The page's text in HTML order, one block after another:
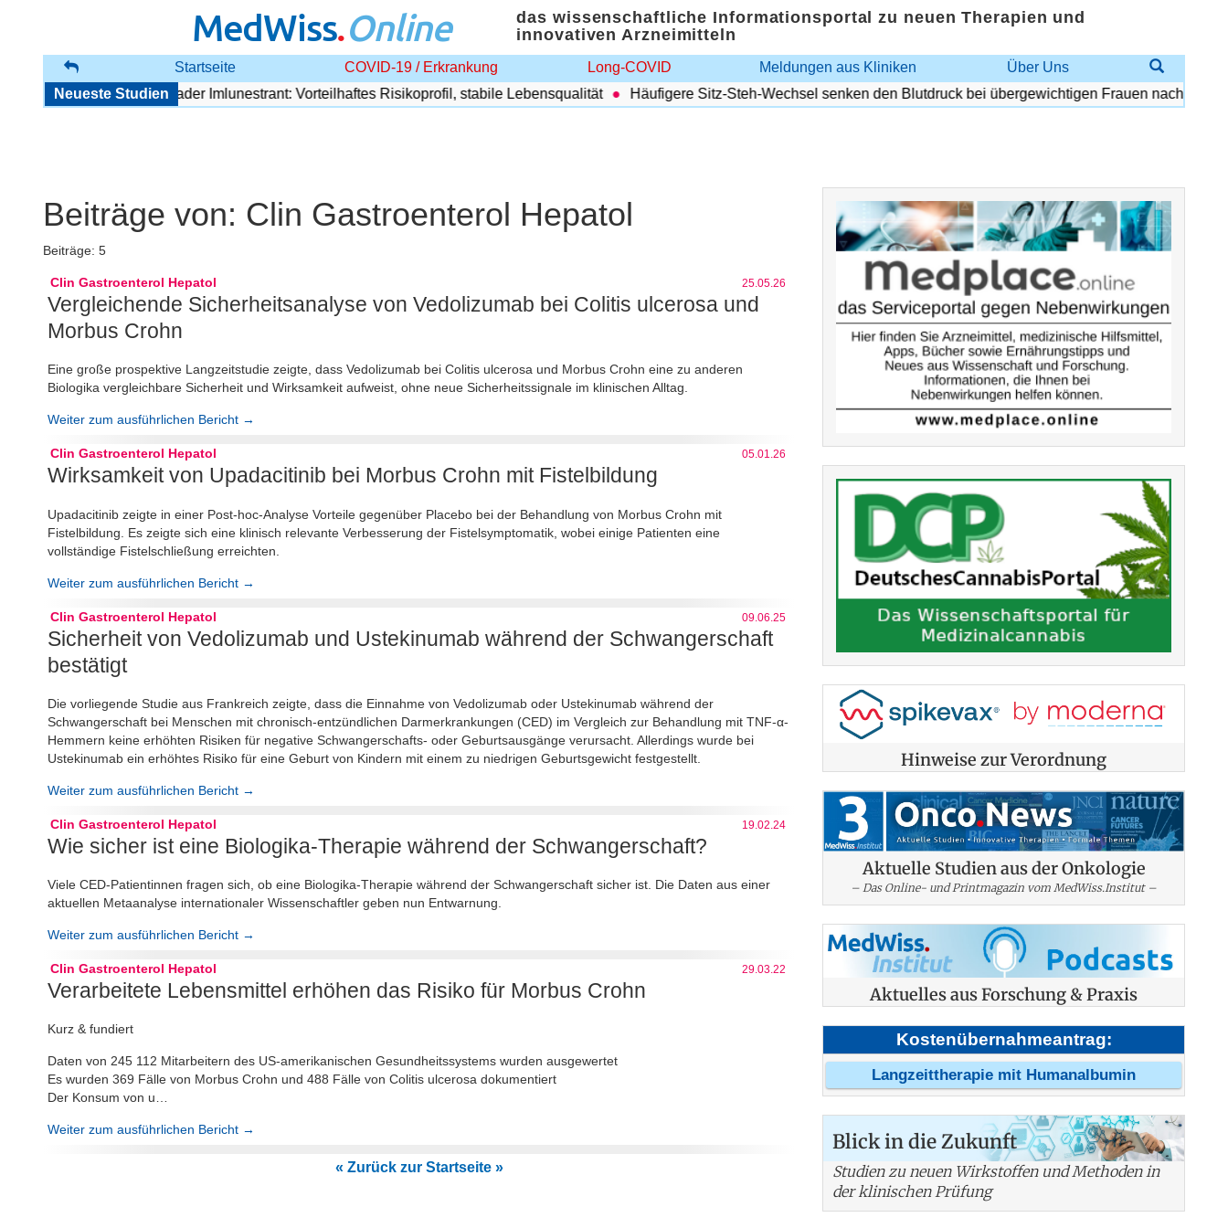
MedWiss.Online
das wissenschaftliche Informationsportal zu neuen Therapien und
innovativen Arzneimitteln
Startseite COVID-19 / Erkrankung Long-COVID Meldungen aus Kliniken
Über Uns
Neueste Studien
Östrogenrezeptor-Degrader Imlunestrant: Vorteilhaftes Risikoprofil, stabile Lebensqualität Häufigere Sitz-Steh-Wechsel senken den Blutdruck bei übergewichtigen Frauen nach den
Beiträge von: Clin Gastroenterol Hepatol
Beiträge: 5
Clin Gastroenterol Hepatol 25.05.26
Vergleichende Sicherheitsanalyse von Vedolizumab bei Colitis ulcerosa und
Morbus Crohn
Eine große prospektive Langzeitstudie zeigte, dass Vedolizumab bei Colitis ulcerosa und Morbus Crohn eine zu anderen
Biologika vergleichbare Sicherheit und Wirksamkeit aufweist, ohne neue Sicherheitssignale im klinischen Alltag.
Weiter zum ausführlichen Bericht →
Clin Gastroenterol Hepatol 05.01.26
Wirksamkeit von Upadacitinib bei Morbus Crohn mit Fistelbildung
Upadacitinib zeigte in einer Post-hoc-Analyse Vorteile gegenüber Placebo bei der Behandlung von Morbus Crohn mit
Fistelbildung. Es zeigte sich eine klinisch relevante Verbesserung der Fistelsymptomatik, wobei einige Patienten eine
vollständige Fistelschließung erreichten.
Weiter zum ausführlichen Bericht →
Clin Gastroenterol Hepatol 09.06.25
Sicherheit von Vedolizumab und Ustekinumab während der Schwangerschaft
bestätigt
Die vorliegende Studie aus Frankreich zeigte, dass die Einnahme von Vedolizumab oder Ustekinumab während der
Schwangerschaft bei Menschen mit chronisch-entzündlichen Darmerkrankungen (CED) im Vergleich zur Behandlung mit TNF-α-
Hemmern keine erhöhten Risiken für negative Schwangerschafts- oder Geburtsausgänge verursacht. Allerdings wurde bei
Ustekinumab ein erhöhtes Risiko für eine Geburt von Kindern mit einem zu niedrigen Geburtsgewicht festgestellt.
Weiter zum ausführlichen Bericht →
Clin Gastroenterol Hepatol 19.02.24
Wie sicher ist eine Biologika-Therapie während der Schwangerschaft?
Viele CED-Patientinnen fragen sich, ob eine Biologika-Therapie während der Schwangerschaft sicher ist. Die Daten aus einer
aktuellen Metaanalyse internationaler Wissenschaftler geben nun Entwarnung.
Weiter zum ausführlichen Bericht →
Clin Gastroenterol Hepatol 29.03.22
Verarbeitete Lebensmittel erhöhen das Risiko für Morbus Crohn
Kurz & fundiert
Daten von 245 112 Mitarbeitern des US-amerikanischen Gesundheitssystems wurden ausgewertet
Es wurden 369 Fälle von Morbus Crohn und 488 Fälle von Colitis ulcerosa dokumentiert
Der Konsum von u…
Weiter zum ausführlichen Bericht →
« Zurück zur Startseite »
Hinweise zur Verordnung
Aktuelle Studien aus der Onkologie
– Das Online- und Printmagazin vom MedWiss.Institut –
Aktuelles aus Forschung & Praxis
Kostenübernahmeantrag:
Langzeittherapie mit Humanalbumin
Blick in die Zukunft
Studien zu neuen Wirkstoffen und Methoden in
der klinischen Prüfung